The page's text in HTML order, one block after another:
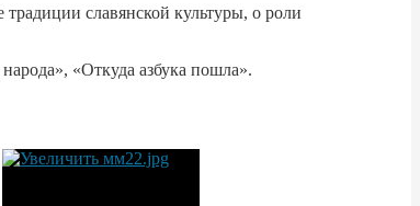
славянской культуры, о роли
«Откуда азбука пошла».